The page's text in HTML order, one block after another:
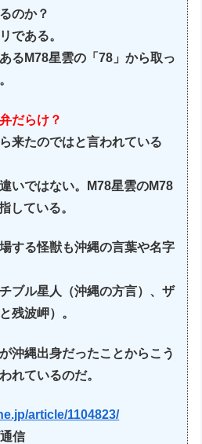
のか？
である。
るM78星雲の「78」から取っ
だらけ？
来たのではと言われている
いではない。M78星雲のM78
している。
する怪獣も沖縄の言葉や名字
ブル星人（沖縄の方言）、ザ
残波岬）。
沖縄出身だったことからこう
れているのだ。
article/1104823/
信